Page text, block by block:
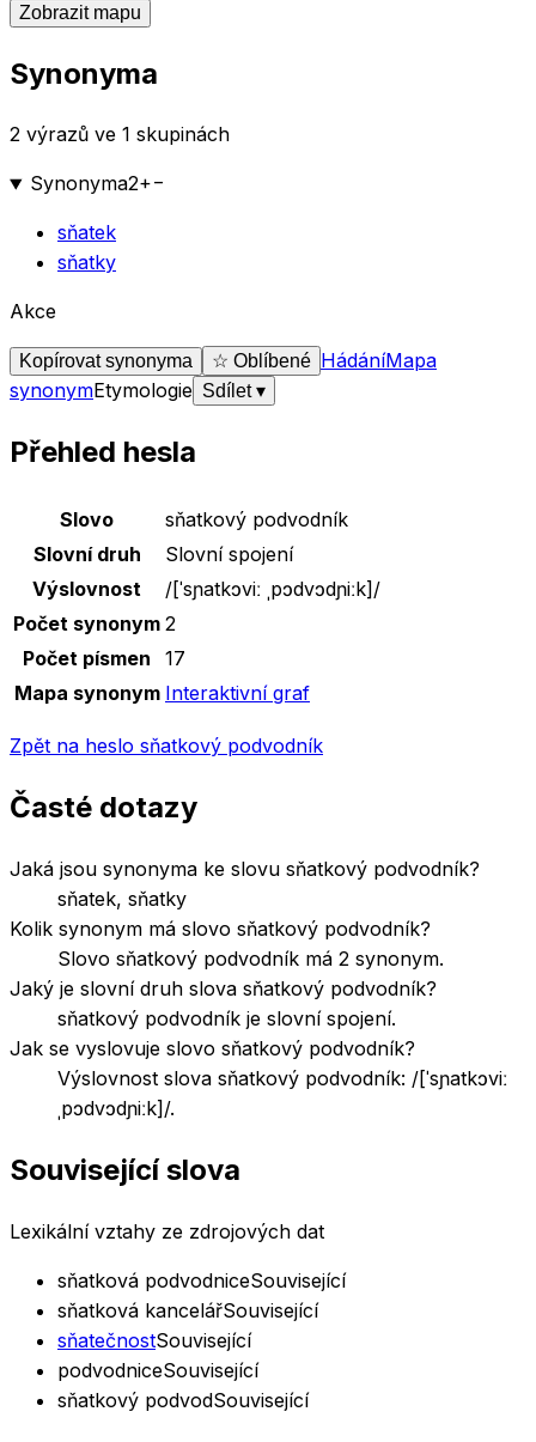
Zobrazit mapu
Synonyma
2 výrazů ve 1 skupinách
Synonyma2+−
sňatek
sňatky
Akce
Kopírovat synonyma ☆ Oblíbené HádáníMapa
synonymEtymologie Sdílet▾
Přehled hesla
Základní údaje o slověsňatkový podvodník
Slovo
sňatkový podvodník
Slovní druh
Slovní spojení
Výslovnost
/[ˈsɲatkɔviː ˌpɔdvɔdɲiːk] /
Počet synonym 2
Počet písmen
17
Mapa synonym Interaktivní graf
Zpět na heslo sňatkový podvodník
Časté dotazy
Jaká jsou synonyma ke slovu sňatkový podvodník?
sňatek, sňatky
Kolik synonym má slovo sňatkový podvodník?
Slovo sňatkový podvodník má 2 synonym.
Jaký je slovní druh slova sňatkový podvodník?
sňatkový podvodník je slovní spojení.
Jak se vyslovuje slovo sňatkový podvodník?
Výslovnost slova sňatkový podvodník: /[ˈsɲatkɔviː
ˌpɔdvɔdɲiːk]/.
Související slova
Lexikální vztahy ze zdrojových dat
sňatková podvodniceSouvisející
sňatková kancelářSouvisející
sňatečnostSouvisející
podvodniceSouvisející
sňatkový podvodSouvisející